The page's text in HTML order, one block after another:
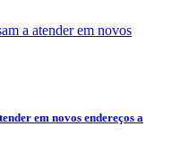
em novos endereços a